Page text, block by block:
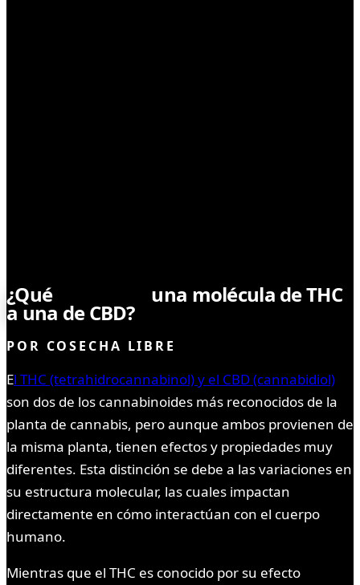
¿Qué una molécula de THC
a una de CBD?
POR COSECHA LIBRE
El THC (tetrahidrocannabinol) y el CBD (cannabidiol)
son dos de los cannabinoides más reconocidos de la
planta de cannabis, pero aunque ambos provienen de
la misma planta, tienen efectos y propiedades muy
diferentes. Esta distinción se debe a las variaciones en
su estructura molecular, las cuales impactan
directamente en cómo interactúan con el cuerpo
humano.
Mientras que el THC es conocido por su efecto